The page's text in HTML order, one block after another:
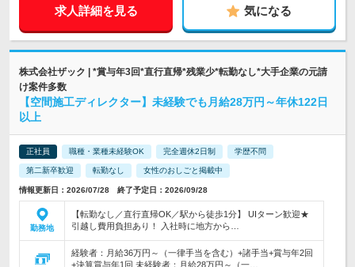
求人詳細を見る 気になる
株式会社ザック | *賞与年3回*直行直帰*残業少*転勤なし*大手企業の元請
け案件多数
【空間施工ディレクター】未経験でも月給28万円～年休122日
以上
正社員 職種・業種未経験OK 完全週休2日制 学歴不問
第二新卒歓迎 転勤なし 女性のおしごと掲載中
情報更新日：2026/07/28 終了予定日：2026/09/28
勤務地
【転勤なし／直行直帰OK／駅から徒歩1分】 UIターン歓迎★
引越し費用負担あり！ 入社時に地方から…
経験者：月給36万円～（一律手当を含む）+諸手当+賞与年2回
+決算賞与年1回 未経験者：月給28万円～（一…